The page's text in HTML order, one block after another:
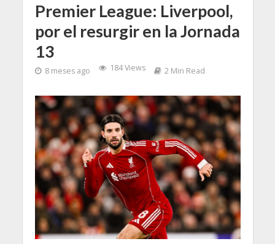
Premier League: Liverpool,
por el resurgir en la Jornada
13
8 meses ago 184 Views 2 Min Read